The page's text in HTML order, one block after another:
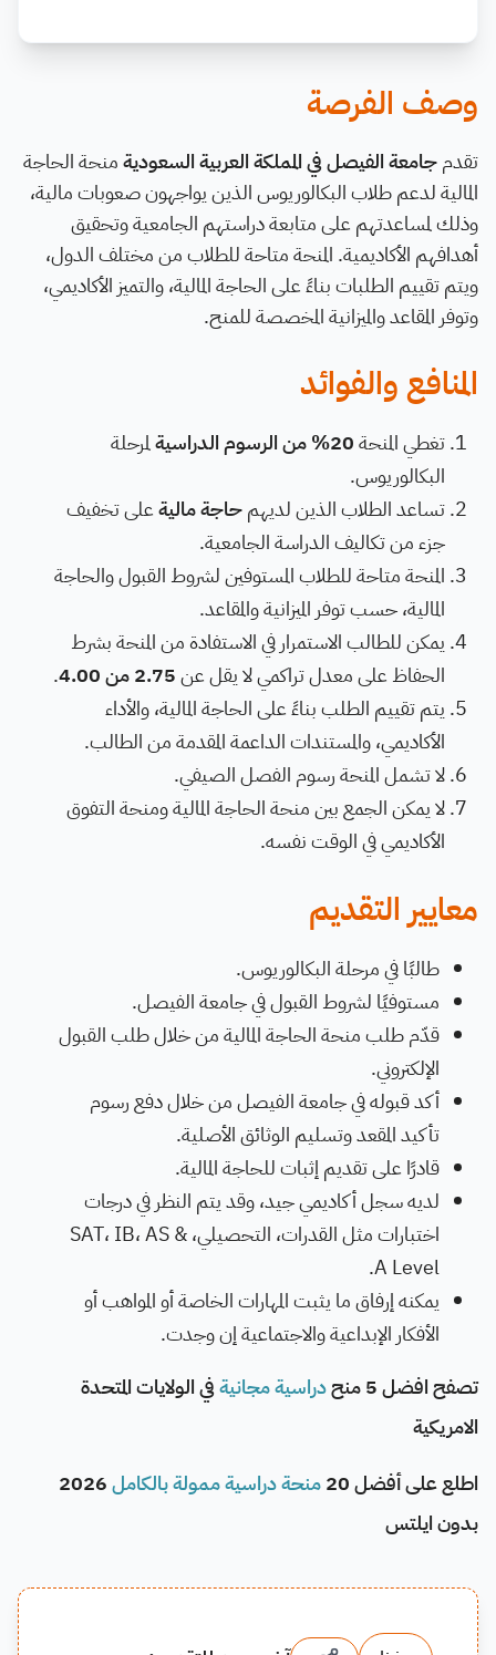
وصف الفرصة
تقدمجامعة الفيصل في المملكة العربية السعوديةمنحة الحاجة
المالية لدعم طلاب البكالوريوس الذين يواجهون صعوبات مالية،
وذلك لمساعدتهم على متابعة دراستهم الجامعية وتحقيق
أهدافهم الأكاديمية. المنحة متاحة للطلاب من مختلف الدول،
ويتم تقييم الطلبات بناءً على الحاجة المالية، والتميز الأكاديمي،
وتوفر المقاعد والميزانية المخصصة للمنح.
المنافع والفوائد
تغطي المنحة20% من الرسوم الدراسية
لمرحلة
البكالوريوس.
تساعد الطلاب الذين لديهمحاجة ماليةعلى تخفيف
جزء من تكاليف الدراسة الجامعية.
المنحة متاحة للطلاب المستوفين لشروط القبول والحاجة
المالية، حسب توفر الميزانية والمقاعد.
يمكن للطالب الاستمرار في الاستفادة من المنحة بشرط
الحفاظ على معدل تراكمي لا يقل عن2.75 من 4.00
.
يتم تقييم الطلب بناءً على الحاجة المالية، والأداء
الأكاديمي، والمستندات الداعمة المقدمة من الطالب.
لا تشمل المنحة رسوم الفصل الصيفي.
لا يمكن الجمع بين منحة الحاجة المالية ومنحة التفوق
الأكاديمي في الوقت نفسه.
معايير التقديم
طالبًا في مرحلة البكالوريوس.
مستوفيًا لشروط القبول في جامعة الفيصل.
قدّم طلب منحة الحاجة المالية من خلال طلب القبول
الإلكتروني.
أكد قبوله في جامعة الفيصل من خلال دفع رسوم
تأكيد المقعد وتسليم الوثائق الأصلية.
قادرًا على تقديم إثبات للحاجة المالية.
لديه سجل أكاديمي جيد، وقد يتم النظر في درجات
اختبارات مثل القدرات، التحصيلي، SAT، IB، AS &
A Level.
يمكنه إرفاق ما يثبت المهارات الخاصة أو المواهب أو
الأفكار الإبداعية والاجتماعية إن وجدت.
تصفح افضل 5 منح
دراسية مجانيةفي الولايات المتحدة
الامريكية
اطلع على أفضل 20
منحة دراسية ممولة بالكامل2026
بدون ايلتس